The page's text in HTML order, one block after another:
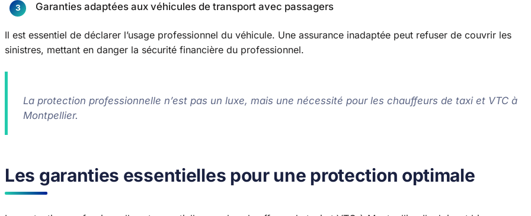
Garanties adaptées aux véhicules de transport avec passagers
Il est essentiel de déclarer l’usage professionnel du véhicule. Une assurance inadaptée peut refuser de couvrir les
sinistres, mettant en danger la sécurité financière du professionnel.
La protection professionnelle n’est pas un luxe, mais une nécessité pour les chauffeurs de taxi et VTC à
Montpellier.
Les garanties essentielles pour une protection optimale